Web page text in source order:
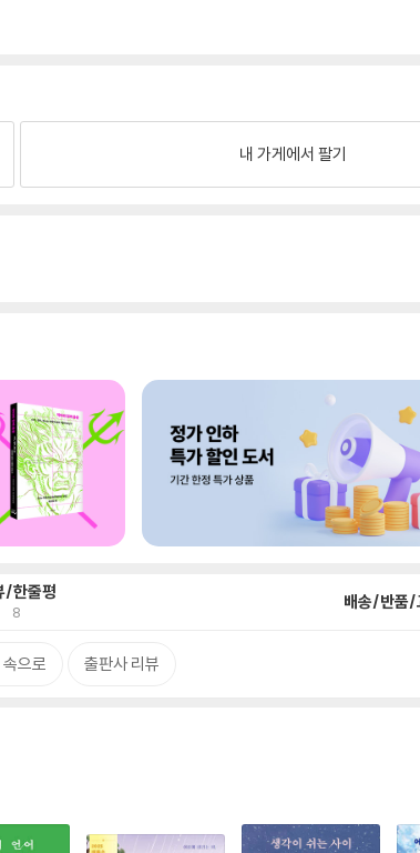
내 가게에서 팔기
/한줄평
8 배송/반품/
속으로 출판사 리뷰